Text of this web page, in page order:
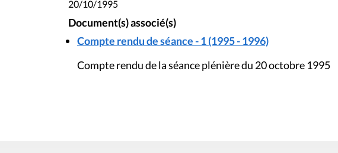
20/10/1995
Document(s) associé(s)
Compte rendu de séance - 1 (1995 - 1996)
Compte rendu de la séance plénière du 20 octobre 1995